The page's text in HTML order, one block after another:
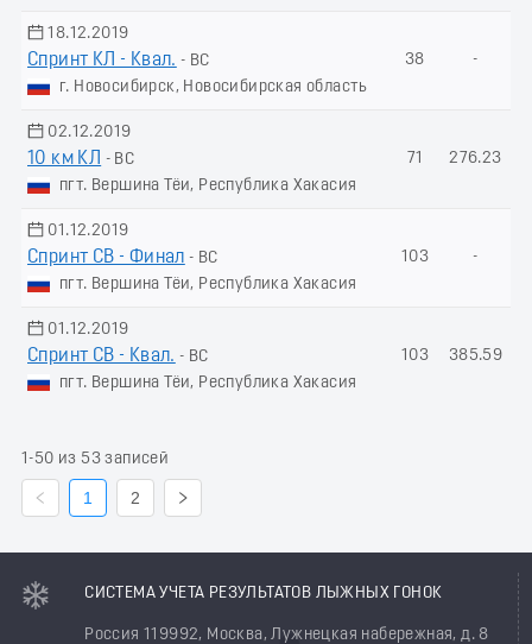
18.12.2019
Спринт КЛ - Квал. - ВС
г. Новосибирск, Новосибирская область
38 -
02.12.2019
10 км КЛ
- ВС
пгт. Вершина Тёи, Республика Хакасия
71 276.23
01.12.2019
Спринт СВ - Финал - ВС
пгт. Вершина Тёи, Республика Хакасия
103 -
01.12.2019
Спринт СВ - Квал. - ВС
пгт. Вершина Тёи, Республика Хакасия
103 385.59
1-50 из 53 записей
1 2
СИСТЕМА УЧЕТА РЕЗУЛЬТАТОВ ЛЫЖНЫХ ГОНОК
Россия 119992, Москва, Лужнецкая набережная, д. 8